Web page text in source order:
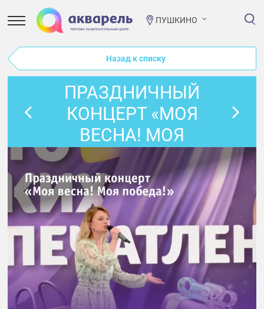
ПУШКИНО
Назад к списку
ПРАЗДНИЧНЫЙ
КОНЦЕРТ «МОЯ
ВЕСНА! МОЯ
ПОБЕДА!»